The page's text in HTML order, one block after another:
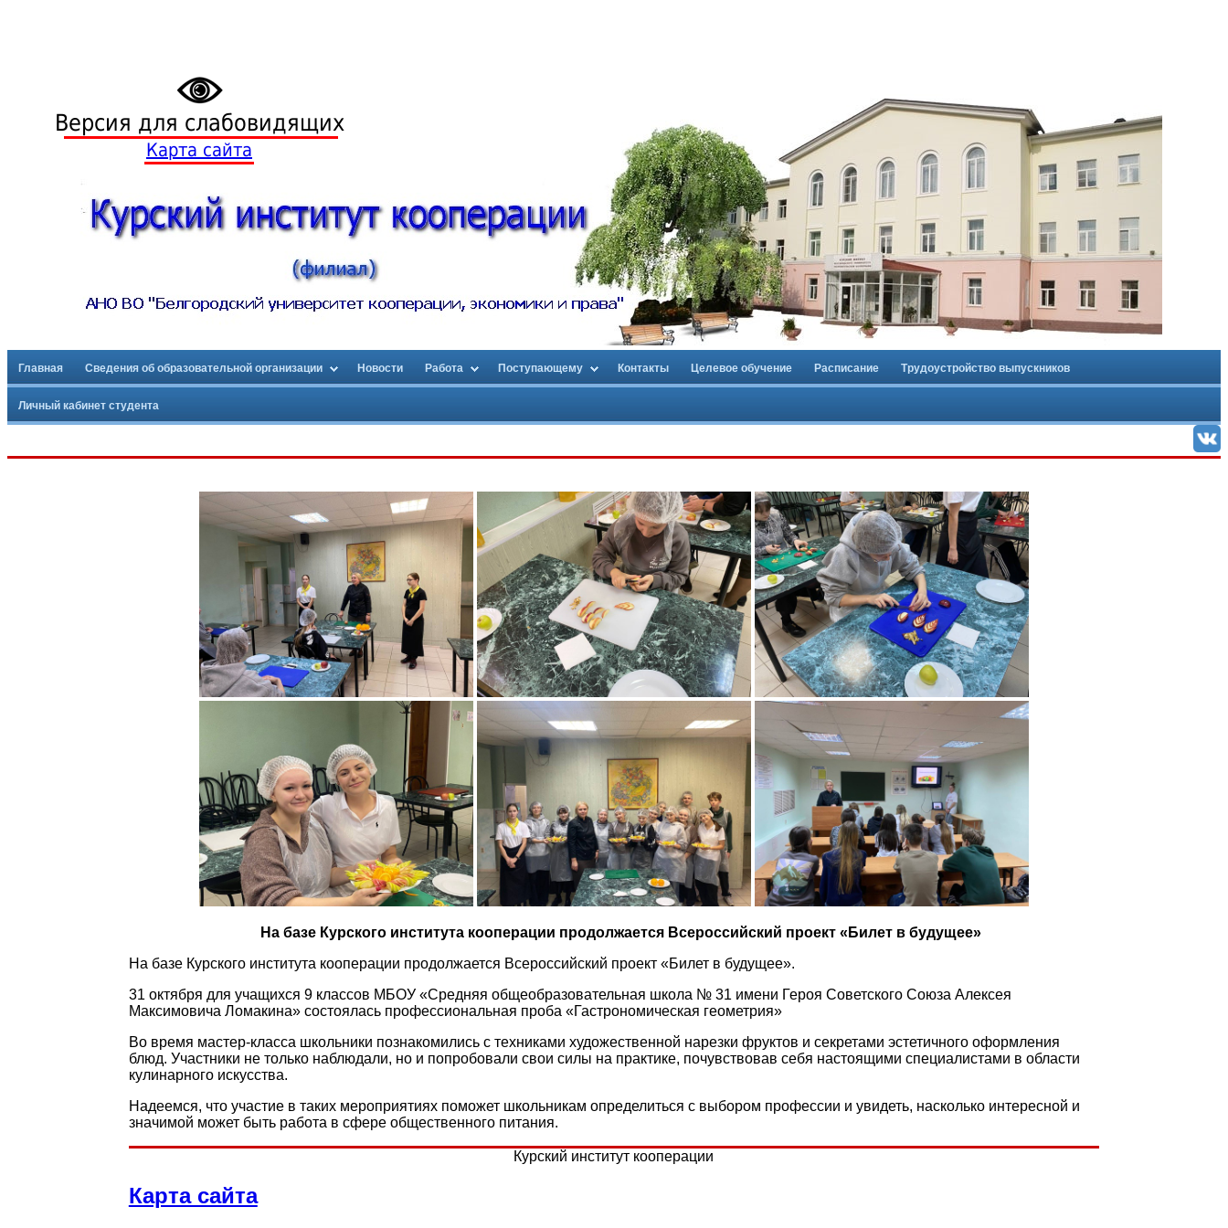
Версия для слабовидящих
Карта сайта
Главная Сведения об образовательной организации Новости Работа Поступающему Контакты Целевое обучение Расписание Трудоустройство выпускников
Личный кабинет студента
На базе Курского института кооперации продолжается Всероссийский проект «Билет в будущее»
На базе Курского института кооперации продолжается Всероссийский проект «Билет в будущее».
31 октября для учащихся 9 классов МБОУ «Средняя общеобразовательная школа № 31 имени Героя Советского Союза Алексея
Максимовича Ломакина» состоялась профессиональная проба «Гастрономическая геометрия»
Во время мастер-класса школьники познакомились с техниками художественной нарезки фруктов и секретами эстетичного оформления
блюд. Участники не только наблюдали, но и попробовали свои силы на практике, почувствовав себя настоящими специалистами в области
кулинарного искусства.
Надеемся, что участие в таких мероприятиях поможет школьникам определиться с выбором профессии и увидеть, насколько интересной и
значимой может быть работа в сфере общественного питания.
Курский институт кооперации
Карта сайта